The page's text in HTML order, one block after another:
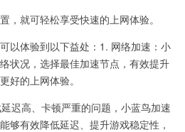
就可轻松享受快速的上网体验。
体验到以下益处：1. 网络加速：小
状况，选择最佳加速节点，有效提升
好的上网体验。
高、卡顿严重的问题，小蓝鸟加速
够有效降低延迟、提升游戏稳定性，